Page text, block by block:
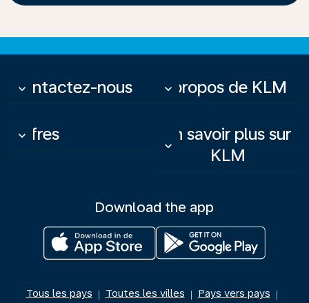
Contactez-nous
keyboard_arrow_down À propos de KLM
keyboard_arrow_down
Offres
keyboard_arrow_down
En savoir plus sur
KLM
keyboard_arrow_down
Download the app
Tous les pays | Toutes les villes | Pays vers pays |